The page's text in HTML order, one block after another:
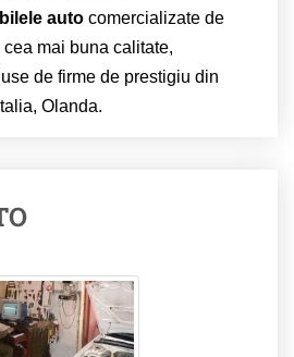
auto comercializate de
mai buna calitate,
de firme de prestigiu din
Olanda.